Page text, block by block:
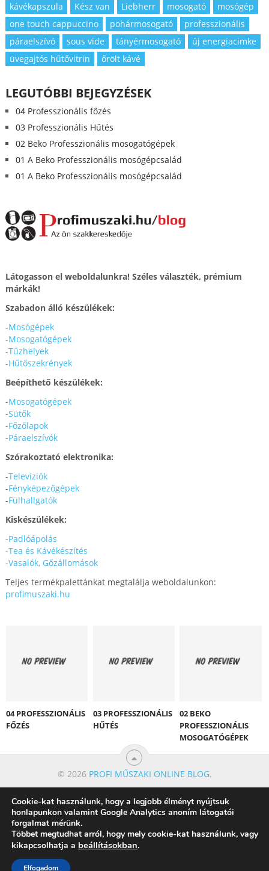
kávékapszula
Kész van Liebherr mosogató
mosógép
one touch cappuccino
pohármosogató
professzionális
páraelszívó
sous vide tányérmosogató
új energiacimke
üvegajtós hűtővitrin
őrölt kávé
LEGUTÓBBI BEJEGYZÉSEK
04 Professzionális főzés
03 Professzionális Hűtés
02 Beko Professzionális mosogatógépek
01 A Beko Professzionális mosógépcsalád
01 A Beko Professzionális mosógépcsalád
Látogasson el weboldalunkra! Széles választék, prémium
márkák!
Szabadon álló készülékek:
-Mosógépek
-Mosogatógépek
-Tűzhelyek
-Hűtőszekrények
Beépíthető készülékek:
-Mosogatógépek
-Sütők
-Főzőlapok
-Páraelszívók
Szórakoztató elektronika:
-Televíziók
-Fényképezőgépek
-Fülhallgatók
Kiskészülékek:
-Padlóápolás
-Tea és Kávékészítés
-Vasalók, Gőzállomások
Teljes termékpalettánkat megtalálja weboldalunkon:
profimuszaki.hu
04 PROFESSZIONÁLIS
FŐZÉS
03 PROFESSZIONÁLIS
HŰTÉS
02 BEKO
PROFESSZIONÁLIS
MOSOGATÓGÉPEK
© 2026 PROFI MŰSZAKI ONLINE BLOG.
Cookie-kat használunk, hogy a legjobb élményt nyújtsuk
honlapunkon valamint Google Analytics anoním látogatói
forgalmat mérünk.
Többet megtudhat arról, hogy mely cookie-kat használunk, vagy
kikapcsolhatja a beállításokban.
Elfogadom